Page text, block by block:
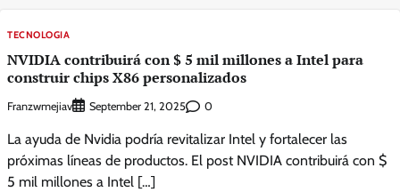
TECNOLOGIA
NVIDIA contribuirá con $ 5 mil millones a Intel para
construir chips X86 personalizados
Franzwmejiav September 21, 2025 0
La ayuda de Nvidia podría revitalizar Intel y fortalecer las
próximas líneas de productos. El post NVIDIA contribuirá con $
5 mil millones a Intel […]